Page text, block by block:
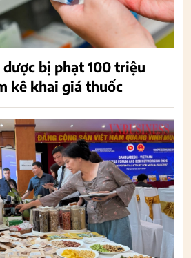
bị phạt 100 triệu
kê khai giá thuốc